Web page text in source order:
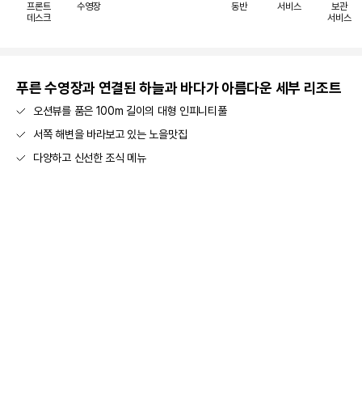
프론트
데스크
수영장
동반
서비스
보관
서비스
푸른 수영장과 연결된 하늘과 바다가 아름다운 세부 리조트
오션뷰를 품은 100m 길이의 대형 인피니티풀
서쪽 해변을 바라보고 있는 노을맛집
다양하고 신선한 조식 메뉴